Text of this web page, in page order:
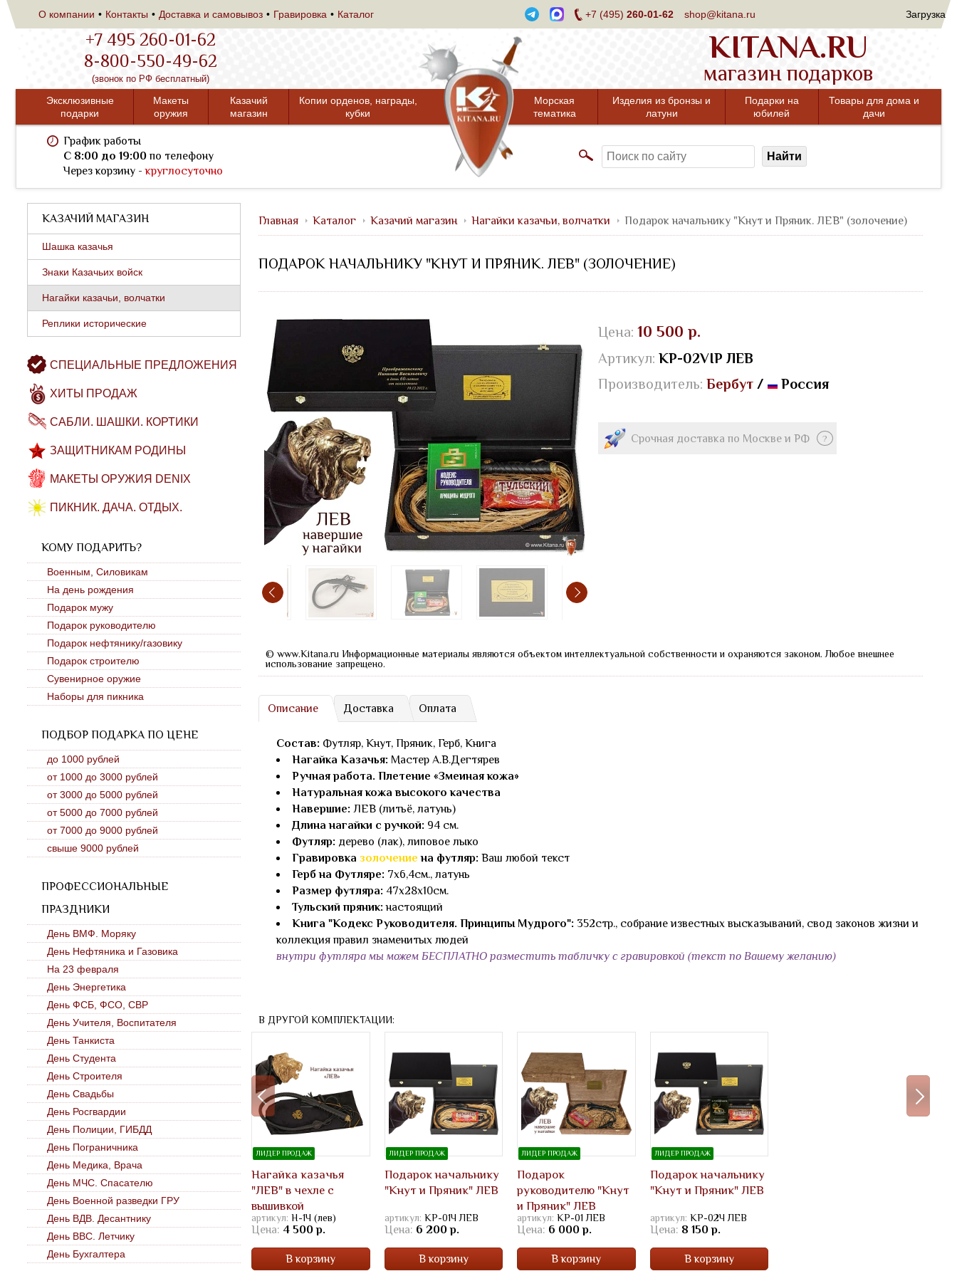
О компании Контакты Доставка и самовывоз Гравировка Каталог +7 (495) 260-01-62 shop@kitana.ru Загрузка
+7 495 260-01-62
8-800-550-49-62
(звонок по РФ бесплатный)
KITANA.RU
магазин подарков
Эксклюзивные
подарки
Макеты
оружия
Казачий
магазин
Копии орденов, награды,
кубки
Морская
тематика
Изделия из бронзы и
латуни
Подарки на
юбилей
Товары для дома и
дачи
График работы
C 8:00 до 19:00по телефону
Через корзину -круглосуточно
Найти
КАЗАЧИЙ МАГАЗИН
Шашка казачья
Знаки Казачьих войск
Нагайки казачьи, волчатки
Реплики исторические
СПЕЦИАЛЬНЫЕ ПРЕДЛОЖЕНИЯ
ХИТЫ ПРОДАЖ
САБЛИ. ШАШКИ. КОРТИКИ
ЗАЩИТНИКАМ РОДИНЫ
МАКЕТЫ ОРУЖИЯ DENIX
ПИКНИК. ДАЧА. ОТДЫХ.
КОМУ ПОДАРИТЬ?
Военным, Силовикам
На день рождения
Подарок мужу
Подарок руководителю
Подарок нефтянику/газовику
Подарок строителю
Сувенирное оружие
Наборы для пикника
ПОДБОР ПОДАРКА ПО ЦЕНЕ
до 1000 рублей
от 1000 до 3000 рублей
от 3000 до 5000 рублей
от 5000 до 7000 рублей
от 7000 до 9000 рублей
свыше 9000 рублей
ПРОФЕССИОНАЛЬНЫЕ
ПРАЗДНИКИ
День ВМФ. Моряку
День Нефтяника и Газовика
На 23 февраля
День Энергетика
День ФСБ, ФСО, СВР
День Учителя, Воспитателя
День Танкиста
День Студента
День Строителя
День Свадьбы
День Росгвардии
День Полиции, ГИБДД
День Пограничника
День Медика, Врача
День МЧС. Спасателю
День Военной разведки ГРУ
День ВДВ. Десантнику
День ВВС. Летчику
День Бухгалтера
Главная Каталог Казачий магазин Нагайки казачьи, волчатки Подарок начальнику "Кнут и Пряник. ЛЕВ" (золочение)
ПОДАРОК НАЧАЛЬНИКУ "КНУТ И ПРЯНИК. ЛЕВ" (ЗОЛОЧЕНИЕ)
Цена: 10 500 р.
Артикул: КР-02VIP ЛЕВ
Производитель: Бербут/ Россия
Срочная доставка по Москве и РФ ?
© www.Kitana.ru Информационные материалы являются объектом интеллектуальной собственности и охраняются законом. Любое внешнее
использование запрещено.
Описание Доставка Оплата
Состав: Футляр, Кнут, Пряник, Герб, Книга
Нагайка Казачья: Мастер А.В.Дегтярев
Ручная работа. Плетение «Змеиная кожа»
Натуральная кожа высокого качества
Навершие: ЛЕВ (литьё, латунь)
Длина нагайки с ручкой: 94 см.
Футляр: дерево (лак), липовое лыко
Гравировка золочение на футляр: Ваш любой текст
Герб на Футляре: 7х6,4см., латунь
Размер футляра: 47х28х10см.
Тульский пряник: настоящий
Книга "Кодекс Руководителя. Принципы Мудрого": 352стр., собрание известных высказываний, свод законов жизни и
коллекция правил знаменитых людей
внутри футляра мы можем БЕСПЛАТНО разместить табличку с гравировкой (текст по Вашему желанию)
В ДРУГОЙ КОМПЛЕКТАЦИИ:
ЛИДЕР ПРОДАЖ
Нагайка казачья
"ЛЕВ" в чехле с
вышивкой
артикул: Н-1Ч (лев)
Цена: 4 500 р.
В корзину
ЛИДЕР ПРОДАЖ
Подарок начальнику
"Кнут и Пряник" ЛЕВ
артикул: КР-01Ч ЛЕВ
Цена: 6 200 р.
В корзину
ЛИДЕР ПРОДАЖ
Подарок
руководителю "Кнут
и Пряник" ЛЕВ
артикул:КР-01 ЛЕВ
Цена: 6 000 р.
В корзину
ЛИДЕР ПРОДАЖ
Подарок начальнику
"Кнут и Пряник" ЛЕВ
артикул: КР-02Ч ЛЕВ
Цена: 8 150 р.
В корзину